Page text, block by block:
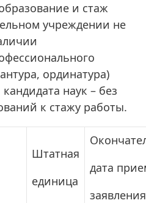
и стаж
учреждении не
ординатура)
наук – без
к стажу работы.
Штатная
единица
дата
заявления